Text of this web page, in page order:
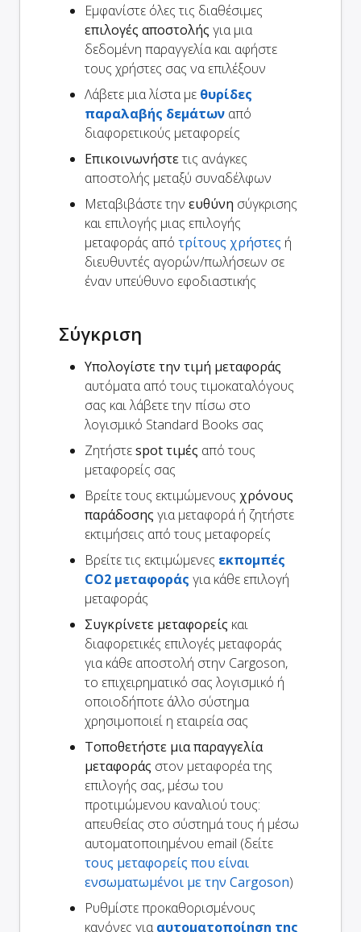
Εμφανίστε όλες τις διαθέσιμες
επιλογές αποστολής για μια
δεδομένη παραγγελία και αφήστε
τους χρήστες σας να επιλέξουν
Λάβετε μια λίστα με θυρίδες
παραλαβής δεμάτων από
διαφορετικούς μεταφορείς
Επικοινωνήστετις ανάγκες
αποστολής μεταξύ συναδέλφων
Μεταβιβάστε την ευθύνη σύγκρισης
και επιλογής μιας επιλογής
μεταφοράς από τρίτους χρήστες ή
διευθυντές αγορών/πωλήσεων σε
έναν υπεύθυνο εφοδιαστικής
Σύγκριση
Υπολογίστε την τιμή μεταφοράς
αυτόματα από τους τιμοκαταλόγους
σας και λάβετε την πίσω στο
λογισμικό Standard Books σας
Ζητήστεspot τιμές από τους
μεταφορείς σας
Βρείτε τους εκτιμώμενους χρόνους
παράδοσης για μεταφορά ή ζητήστε
εκτιμήσεις από τους μεταφορείς
Βρείτε τις εκτιμώμενες εκπομπές
CO2 μεταφοράς για κάθε επιλογή
μεταφοράς
Συγκρίνετε μεταφορείς και
διαφορετικές επιλογές μεταφοράς
για κάθε αποστολή στην Cargoson,
το επιχειρηματικό σας λογισμικό ή
οποιοδήποτε άλλο σύστημα
χρησιμοποιεί η εταιρεία σας
Τοποθετήστε μια παραγγελία
μεταφοράς στον μεταφορέα της
επιλογής σας, μέσω του
προτιμώμενου καναλιού τους:
απευθείας στο σύστημά τους ή μέσω
αυτοματοποιημένου email (δείτε
τους μεταφορείς που είναι
ενσωματωμένοι με την Cargoson)
Ρυθμίστε προκαθορισμένους
κανόνες γιααυτοματοποίηση της